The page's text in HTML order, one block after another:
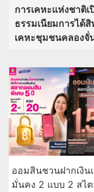
การเคหะแห่งชาติ
ธรรมเนียมการได้
เคหะชุมชนคลองจั่
ออมสินชวนฝากเงิน
มั่นคง 2 แบบ 2 สไ